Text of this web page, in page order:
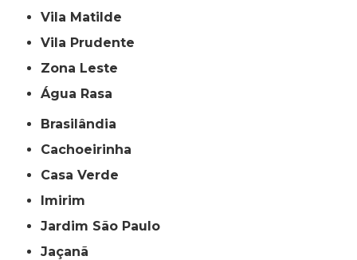
Vila Matilde
Vila Prudente
Zona Leste
Água Rasa
Brasilândia
Cachoeirinha
Casa Verde
Imirim
Jardim São Paulo
Jaçanã